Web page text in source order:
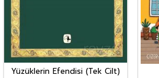
Yüzüklerin Efendisi (Tek Cilt)